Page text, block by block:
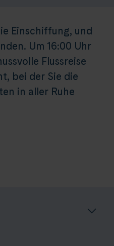
Einschiffung, und
Um 16:00 Uhr
Flussreise
bei der Sie die
in aller Ruhe